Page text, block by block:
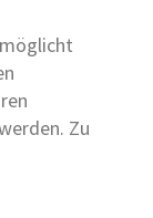
Zu